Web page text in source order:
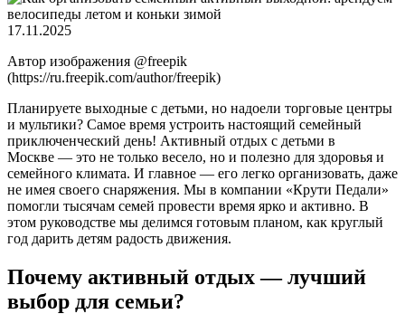
17.11.2025
Автор изображения @freepik
(https://ru.freepik.com/author/freepik)
Планируете выходные с детьми, но надоели торговые центры
и мультики? Самое время устроить настоящий семейный
приключенческий день! Активный отдых с детьми в
Москве — это не только весело, но и полезно для здоровья и
семейного климата. И главное — его легко организовать, даже
не имея своего снаряжения. Мы в компании «Крути Педали»
помогли тысячам семей провести время ярко и активно. В
этом руководстве мы делимся готовым планом, как круглый
год дарить детям радость движения.
Почему активный отдых — лучший
выбор для семьи?